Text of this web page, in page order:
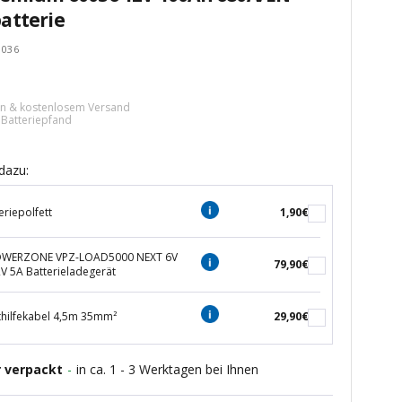
& kostenlosem Versand
Batteriepfand
1,90€
VPZ-LOAD5000 NEXT 6V
5A Batterieladegerät
79,90€
4,5m 35mm² 29,90€
verpackt - in ca. 1 - 3 Werktagen bei Ihnen